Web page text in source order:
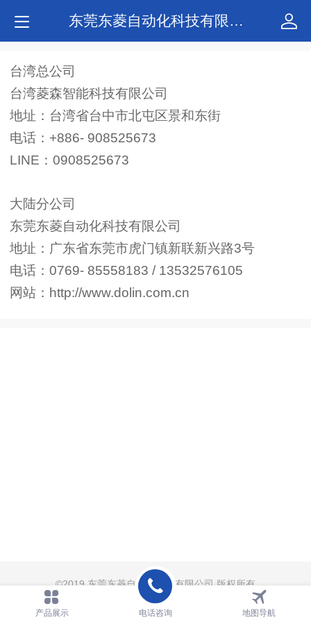
东莞东菱自动化科技有限公司
台湾总公司
台湾菱森智能科技有限公司
地址：台湾省台中市北屯区景和东街
电话：+886- 908525673
LINE：0908525673
大陆分公司
东莞东菱自动化科技有限公司
地址：广东省东莞市虎门镇新联新兴路3号
电话：0769- 85558183 / 13532576105
网站：http://www.dolin.com.cn
©2019 东莞东菱自动化科技有限公司 版权所有
技术支持：
产品展示 电话咨询 地图导航